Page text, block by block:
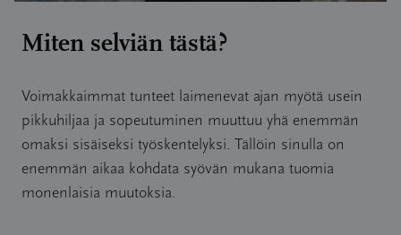
Miten selviän tästä?
Voimakkaimmat tunteet laimenevat ajan myötä usein
pikkuhiljaa ja sopeutuminen muuttuu yhä enemmän
omaksi sisäiseksi työskentelyksi. Tällöin sinulla on
enemmän aikaa kohdata syövän mukana tuomia
monenlaisia muutoksia.